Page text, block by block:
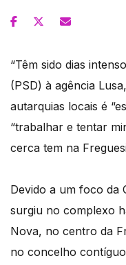
“Têm sido dias
(PSD) à agência
autarquias locais é
“trabalhar e tentar
cerca tem na
Devido a um foco da
surgiu no complexo
Nova, no centro da
no concelho